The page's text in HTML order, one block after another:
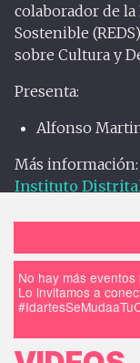
colaborador de la
Sostenible
sobre Cultura y
Presenta:
Alfonso
Más información:
Instituto
No hay más
Lo invitamos a